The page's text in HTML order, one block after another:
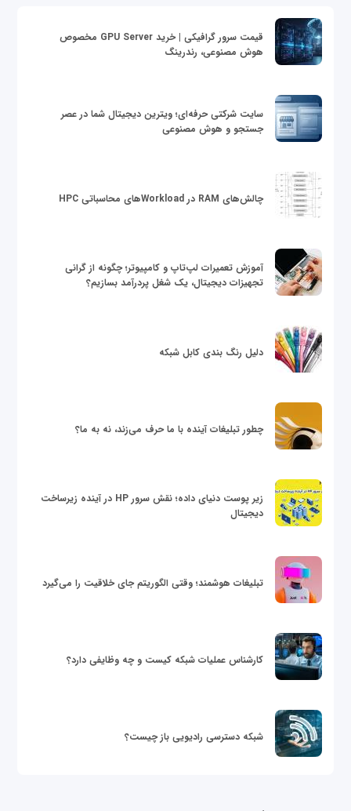
قیمت سرور گرافیکی | خرید GPU Server مخصوص
هوش مصنوعی، رندرینگ
سایت شرکتی حرفه‌ای؛ ویترین دیجیتال شما در عصر
جستجو و هوش مصنوعی
چالش‌های RAM در Workloadهای محاسباتی HPC
آموزش تعمیرات لپ‌تاپ و کامپیوتر؛ چگونه از گرانی
تجهیزات دیجیتال، یک شغل پردرآمد بسازیم؟
دلیل رنگ بندی کابل شبکه
چطور تبلیغات آینده با ما حرف می‌زند، نه به ما؟
زیر پوست دنیای داده؛ نقش سرور HP در آینده زیرساخت
دیجیتال
تبلیغات هوشمند؛ وقتی الگوریتم جای خلاقیت را می‌گیرد
کارشناس عملیات شبکه کیست و چه وظایفی دارد؟
شبکه دسترسی رادیویی باز چیست؟